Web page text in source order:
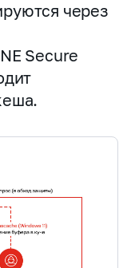
через
Secure